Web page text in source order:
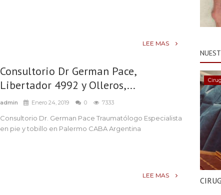
LEE MAS
Consultorio Dr German Pace,
Libertador 4992 y Olleros,...
admin Enero 24, 2019 0 7333
Consultorio Dr. German Pace Traumatólogo Especialista
en pie y tobillo en Palermo CABA Argentina
LEE MAS